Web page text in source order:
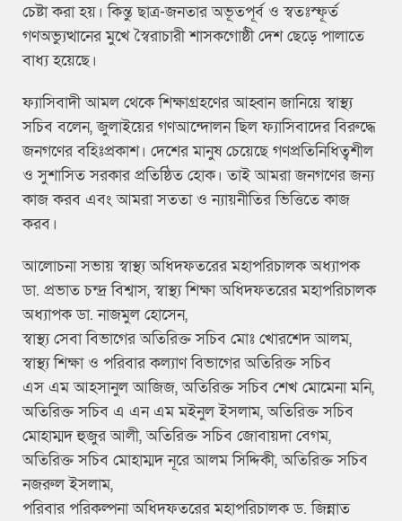
চেষ্টা করা হয়। কিন্তু ছাত্র-জনতার অভূতপূর্ব ও স্বতঃস্ফূর্ত
গণঅভ্যুত্থানের মুখে স্বৈরাচারী শাসকগোষ্ঠী দেশ ছেড়ে পালাতে
বাধ্য হয়েছে।
ফ্যাসিবাদী আমল থেকে শিক্ষাগ্রহণের আহ্বান জানিয়ে স্বাস্থ্য
সচিব বলেন, জুলাইয়ের গণআন্দোলন ছিল ফ্যাসিবাদের বিরুদ্ধে
জনগণের বহিঃপ্রকাশ। দেশের মানুষ চেয়েছে গণপ্রতিনিধিত্বশীল
ও সুশাসিত সরকার প্রতিষ্ঠিত হোক। তাই আমরা জনগণের জন্য
কাজ করব এবং আমরা সততা ও ন্যায়নীতির ভিত্তিতে কাজ
করব।
আলোচনা সভায় স্বাস্থ্য অধিদফতরের মহাপরিচালক অধ্যাপক
ডা. প্রভাত চন্দ্র বিশ্বাস, স্বাস্থ্য শিক্ষা অধিদফতরের মহাপরিচালক
অধ্যাপক ডা. নাজমুল হোসেন,
স্বাস্থ্য সেবা বিভাগের অতিরিক্ত সচিব মোঃ খোরশেদ আলম,
স্বাস্থ্য শিক্ষা ও পরিবার কল্যাণ বিভাগের অতিরিক্ত সচিব
এস এম আহসানুল আজিজ, অতিরিক্ত সচিব শেখ মোমেনা মনি,
অতিরিক্ত সচিব এ এন এম মইনুল ইসলাম, অতিরিক্ত সচিব
মোহাম্মদ হুজুর আলী, অতিরিক্ত সচিব জোবায়দা বেগম,
অতিরিক্ত সচিব মোহাম্মদ নূরে আলম সিদ্দিকী, অতিরিক্ত সচিব
নজরুল ইসলাম,
পরিবার পরিকল্পনা অধিদফতরের মহাপরিচালক ড. জিন্নাত